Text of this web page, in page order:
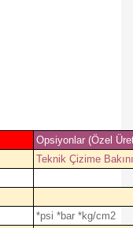
Opsiyonlar (Özel
Teknik Çizime
*psi *bar *kg/cm2